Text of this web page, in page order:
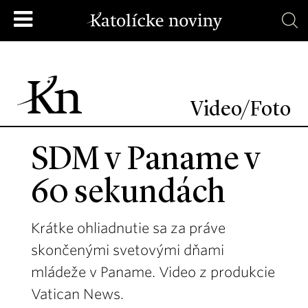
Video/Foto
SDM v Paname v
60 sekundách
Krátke ohliadnutie sa za práve
skončenými svetovými dňami
mládeže v Paname. Video z produkcie
Vatican News.